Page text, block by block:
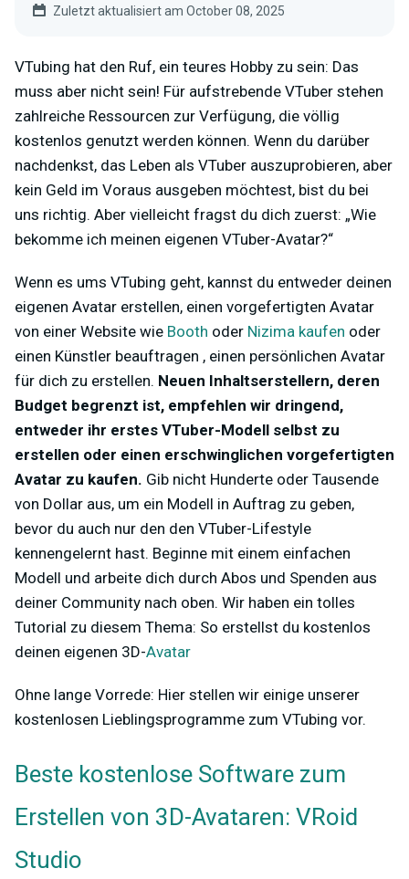
Zuletzt aktualisiert am October 08, 2025
VTubing hat den Ruf, ein teures Hobby zu sein: Das
muss aber nicht sein! Für aufstrebende VTuber stehen
zahlreiche Ressourcen zur Verfügung, die völlig
kostenlos genutzt werden können. Wenn du darüber
nachdenkst, das Leben als VTuber auszuprobieren, aber
kein Geld im Voraus ausgeben möchtest, bist du bei
uns richtig. Aber vielleicht fragst du dich zuerst: „Wie
bekomme ich meinen eigenen VTuber-Avatar?“
Wenn es ums VTubing geht, kannst du entweder deinen
eigenen Avatar erstellen, einen vorgefertigten Avatar
von einer Website wie Booth oder Nizima kaufen oder
einen Künstler beauftragen , einen persönlichen Avatar
für dich zu erstellen. Neuen Inhaltserstellern, deren
Budget begrenzt ist, empfehlen wir dringend,
entweder ihr erstes VTuber-Modell selbst zu
erstellen oder einen erschwinglichen vorgefertigten
Avatar zu kaufen. Gib nicht Hunderte oder Tausende
von Dollar aus, um ein Modell in Auftrag zu geben,
bevor du auch nur den den VTuber-Lifestyle
kennengelernt hast. Beginne mit einem einfachen
Modell und arbeite dich durch Abos und Spenden aus
deiner Community nach oben. Wir haben ein tolles
Tutorial zu diesem Thema: So erstellst du kostenlos
deinen eigenen 3D-Avatar
Ohne lange Vorrede: Hier stellen wir einige unserer
kostenlosen Lieblingsprogramme zum VTubing vor.
Beste kostenlose Software zum
Erstellen von 3D-Avataren:VRoid
Studio